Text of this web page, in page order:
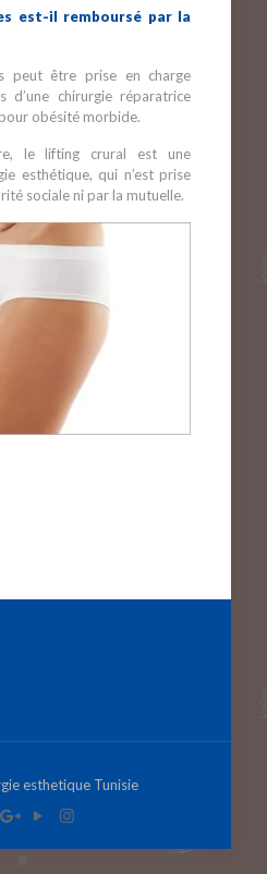
est-il remboursé par la
peut être prise en charge
d’une chirurgie réparatrice
obésité morbide.
le lifting crural est une
esthétique, qui n’est prise
sociale ni par la mutuelle.
esthetique Tunisie